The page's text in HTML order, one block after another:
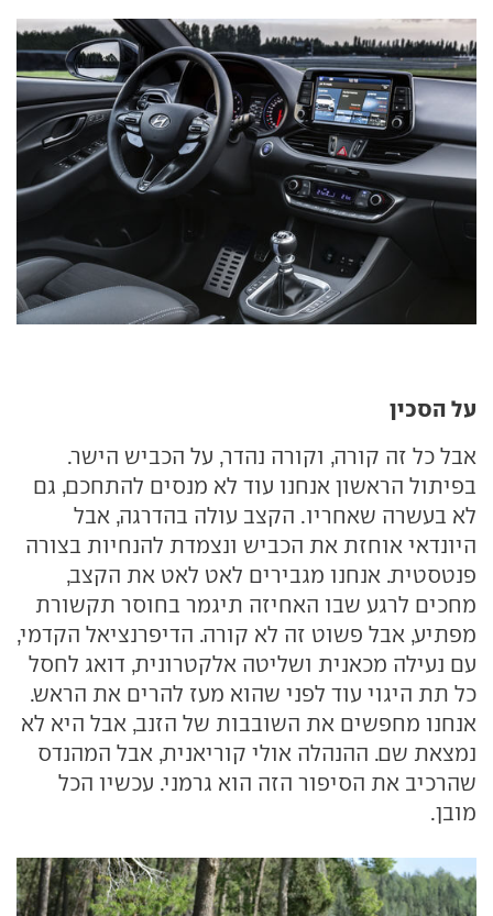
על הסכין
אבל כל זה קורה, וקורה נהדר, על הכביש הישר.
בפיתול הראשון אנחנו עוד לא מנסים להתחכם, גם
לא בעשרה שאחריו. הקצב עולה בהדרגה, אבל
היונדאי אוחזת את הכביש ונצמדת להנחיות בצורה
פנטסטית. אנחנו מגבירים לאט לאט את הקצב,
מחכים לרגע שבו האחיזה תיגמר בחוסר תקשורת
מפתיע, אבל פשוט זה לא קורה. הדיפרנציאל הקדמי,
עם נעילה מכאנית ושליטה אלקטרונית, דואג לחסל
כל תת היגוי עוד לפני שהוא מעז להרים את הראש.
אנחנו מחפשים את השובבות של הזנב, אבל היא לא
נמצאת שם. ההנהלה אולי קוריאנית, אבל המהנדס
שהרכיב את הסיפור הזה הוא גרמני. עכשיו הכל
מובן.